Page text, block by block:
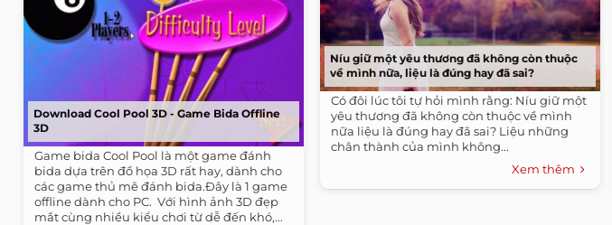
Download Cool Pool 3D - Game Bida Offline
3D
Game bida Cool Pool là một game đánh
bida dựa trên đồ họa 3D rất hay, dành cho
các game thủ mê đánh bida.Đây là 1 game
offline dành cho PC. ​ Với hình ảnh 3D đẹp
mắt cùng nhiều kiểu chơi từ dễ đến khó,...
Níu giữ một yêu thương đã không còn thuộc
về mình nữa, liệu là đúng hay đã sai?
Có đôi lúc tôi tự hỏi mình rằng: Níu giữ một
yêu thương đã không còn thuộc về mình
nữa liệu là đúng hay đã sai? Liệu những
chân thành của mình không...
Xem thêm